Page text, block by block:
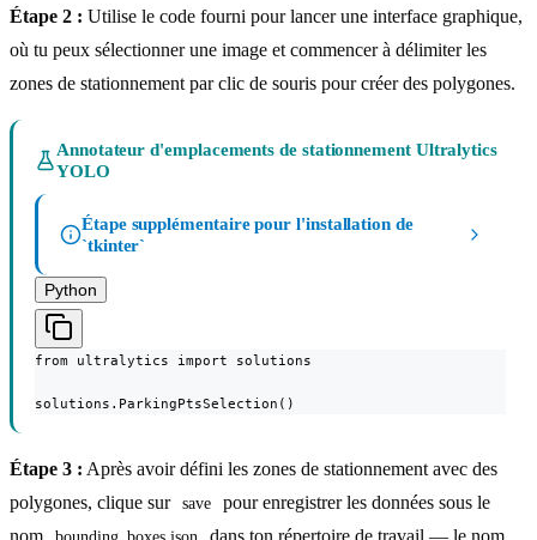
Étape 2 : Utilise le code fourni pour lancer une interface graphique,
où tu peux sélectionner une image et commencer à délimiter les
zones de stationnement par clic de souris pour créer des polygones.
Annotateur d'emplacements de stationnement Ultralytics
YOLO
Étape supplémentaire pour l'installation de
`tkinter`
Python
from ultralytics import solutions
solutions.ParkingPtsSelection()
Étape 3 : Après avoir défini les zones de stationnement avec des
polygones, clique sur save
pour enregistrer les données sous le
nom
dans ton répertoire de travail — le nom